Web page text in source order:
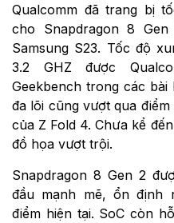
Qualcomm đã trang bị
cho Snapdragon 8
Samsung S23. Tốc độ
3.2 GHZ được
Geekbench trong các
đa lõi cũng vượt qua
của Z Fold 4. Chưa kể
đồ họa vượt trội.
Snapdragon 8 Gen 2
đầu mạnh mẽ, ổn định
điểm hiện tại. SoC còn